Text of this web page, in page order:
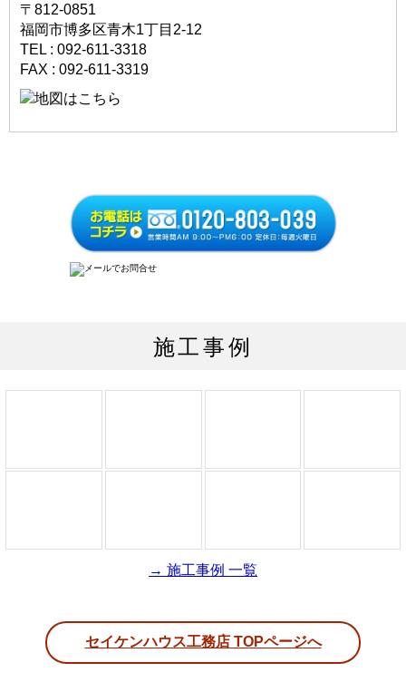
〒812-0851
福岡市博多区青木1丁目2-12
TEL : 092-611-3318
FAX : 092-611-3319
施工事例
→ 施工事例 一覧
セイケンハウス工務店 TOPページへ